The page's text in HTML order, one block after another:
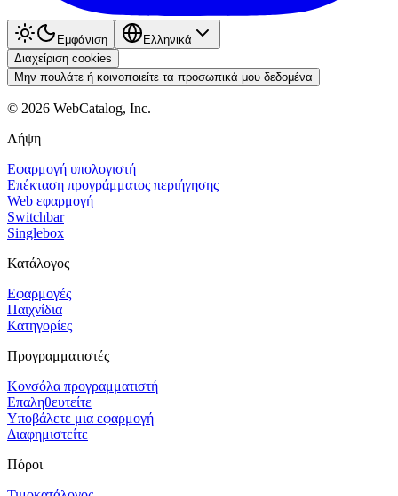
Εμφάνιση
Ελληνικά
Διαχείριση cookies
Μην πουλάτε ή κοινοποιείτε τα προσωπικά μου δεδομένα
© 2026 WebCatalog, Inc.
Λήψη
Εφαρμογή υπολογιστή
Επέκταση προγράμματος περιήγησης
Web εφαρμογή
Switchbar
Singlebox
Κατάλογος
Εφαρμογές
Παιχνίδια
Κατηγορίες
Προγραμματιστές
Κονσόλα προγραμματιστή
Επαληθευτείτε
Υποβάλετε μια εφαρμογή
Διαφημιστείτε
Πόροι